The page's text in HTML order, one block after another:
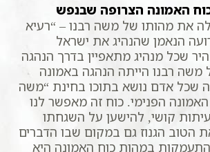
האמונה הצרופה שבנפש
את מהותו של משה רבנו – “רעיא
הנאמן שהנהיג את ישראל
שכל מנהיג מתאפיין בדרך הנהגה
משה רבנו הייתה הנהגה באמונה
שכל אדם נושא בתוכו בחינת “משה
האמונה הפנימי. כוח זה מאפשר לנו
קושי, להישען על השגחתו
הטוב הגנוז גם במקום שבו הדברים
במהות כוח האמונה היא